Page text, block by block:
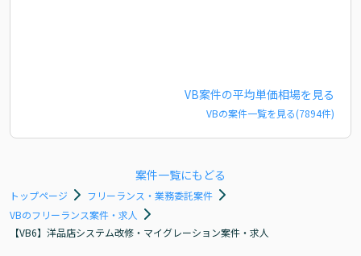
VB案件の平均単価相場を見る
VBの案件一覧を見る(7894件)
案件一覧にもどる
トップページ
フリーランス・業務委託案件
VBのフリーランス案件・求人
【VB6】洋品店システム改修・マイグレーション案件・求人